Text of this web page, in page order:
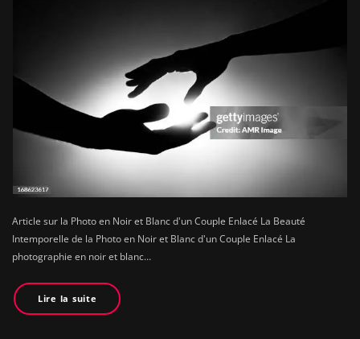
Article sur la Photo en Noir et Blanc d'un Couple Enlacé La Beauté
Intemporelle de la Photo en Noir et Blanc d'un Couple Enlacé La
photographie en noir et blanc…
Lire la suite